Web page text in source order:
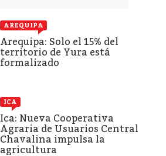
AREQUIPA
Arequipa: Solo el 15% del
territorio de Yura está
formalizado
ICA
Ica: Nueva Cooperativa
Agraria de Usuarios Central
Chavalina impulsa la
agricultura